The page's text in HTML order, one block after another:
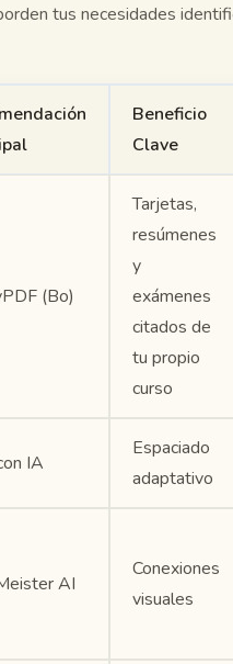
tus necesidades
Beneficio
Clave
(Bo)
Tarjetas,
resúmenes
y
exámenes
citados de
tu propio
curso
IA
Espaciado
adaptativo
AI
Conexiones
visuales